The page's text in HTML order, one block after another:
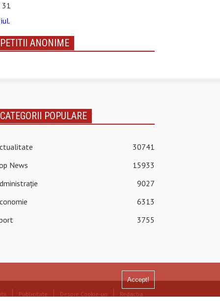
31
PETITII ANONIME
CATEGORII POPULARE
30741
News
15933
9027
6313
3755
Publicitate Despre Cookie-uri Redacția
Accept!